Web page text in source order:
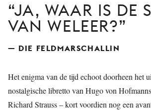
JA, WAAR IS DE
VAN WELEER?
— DIE FELDMARSCHALLIN
Het enigma van de tijd echoot doorheen het
nostalgische libretto van Hugo von
Richard Strauss – kort voordien nog een